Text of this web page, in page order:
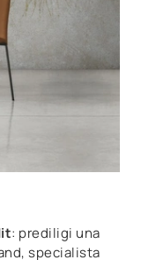
: prediligi una
specialista